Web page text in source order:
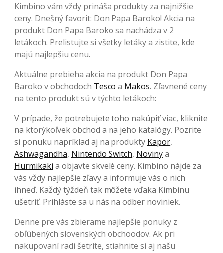
Kimbino vám vždy prináša produkty za najnižšie
ceny. Dnešný favorit: Don Papa Baroko! Akcia na
produkt Don Papa Baroko sa nachádza v 2
letákoch. Prelistujte si všetky letáky a zistite, kde
majú najlepšiu cenu.
Aktuálne prebieha akcia na produkt Don Papa
Baroko v obchodoch Tesco a Makos. Zľavnené ceny
na tento produkt sú v týchto letákoch:
V prípade, že potrebujete toho nakúpiť viac, kliknite
na ktorýkoľvek obchod a na jeho katalógy. Pozrite
si ponuku napríklad aj na produkty Kapor,
Ashwagandha, Nintendo Switch, Novinya
Hurmikaki a objavte skvelé ceny. Kimbino nájde za
vás vždy najlepšie zľavy a informuje vás o nich
ihneď. Každý týždeň tak môžete vďaka Kimbinu
ušetriť. Prihláste sa u nás na odber noviniek.
Denne pre vás zbierame najlepšie ponuky z
obľúbených slovenských obchoodov. Ak pri
nakupovaní radi šetríte, stiahnite si aj našu